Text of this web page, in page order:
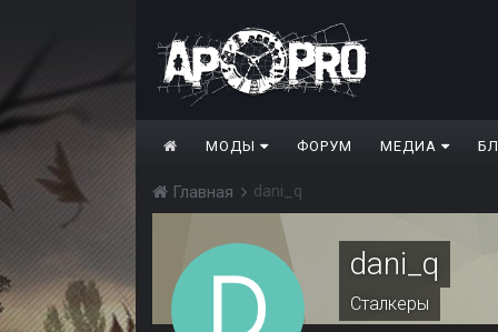
МОДЫ ФОРУМ МЕДИА
Главная dani_q
dani_q
Сталкеры